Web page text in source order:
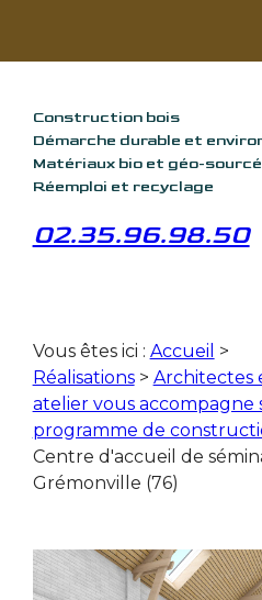
Construction bois
Démarche durable et
Matériaux bio et géo-
Réemploi et recyclage
02.35.96.98.50
Vous êtes ici : Accueil >
Réalisations> Architectes
atelier vous
programme de
Centre d'accueil de
Grémonville (76)